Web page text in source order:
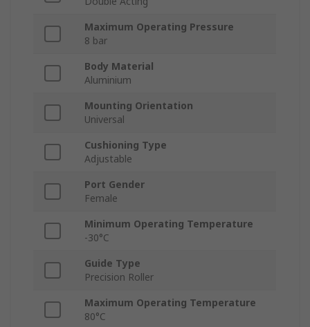
Maximum Operating Pressure
8 bar
Body Material
Aluminium
Mounting Orientation
Universal
Cushioning Type
Adjustable
Port Gender
Female
Minimum Operating Temperature
-30°C
Guide Type
Precision Roller
Maximum Operating Temperature
80°C